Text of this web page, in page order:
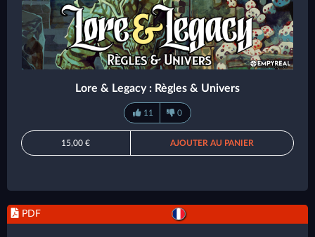
Lore & Legacy : Règles & Univers
11 0
15,00 € AJOUTER AU PANIER
PDF